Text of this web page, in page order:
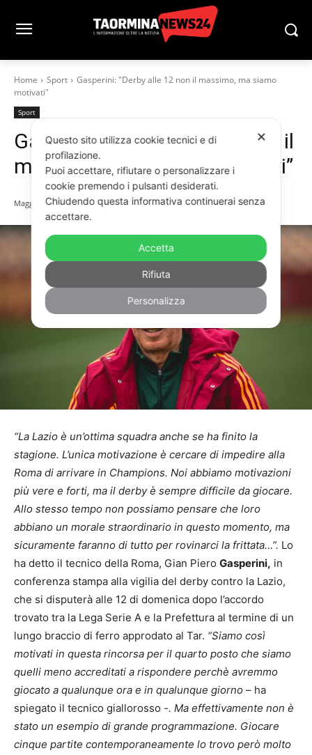
Home Sport
Gasperini: "Derby alle 12 non il massimo, ma siamo
motivati"
Sport
Gasperini: “Derby alle 12 non il
massimo, ma siamo motivati”
Maggio 16, 2026
“La Lazio è un’ottima squadra anche se ha finito la
stagione. L’unica motivazione è cercare di impedire alla
Roma di arrivare in Champions. Noi abbiamo motivazioni
più vere e forti, ma il derby è sempre difficile da giocare.
Allo stesso tempo non possiamo pensare che loro
abbiano un morale straordinario in questo momento, ma
sicuramente faranno di tutto per rovinarci la frittata…”. Lo
ha detto il tecnico della Roma, Gian Piero Gasperini, in
conferenza stampa alla vigilia del derby contro la Lazio,
che si disputerà alle 12 di domenica dopo l’accordo
trovato tra la Lega Serie A e la Prefettura al termine di un
lungo braccio di ferro approdato al Tar. “Siamo così
motivati in questa rincorsa per il quarto posto che siamo
quelli meno accreditati a rispondere perchè avremmo
giocato a qualunque ora e in qualunque giorno – ha
spiegato il tecnico giallorosso -. Ma effettivamente non è
stato un esempio di grande programmazione. Giocare
cinque partite contemporaneamente lo trovo però molto
✕
Questo sito utilizza cookie tecnici e di
profilazione.
Puoi accettare, rifiutare o personalizzare i
cookie premendo i pulsanti desiderati.
Chiudendo questa informativa continuerai senza
accettare.
Accetta
Rifiuta
Personalizza